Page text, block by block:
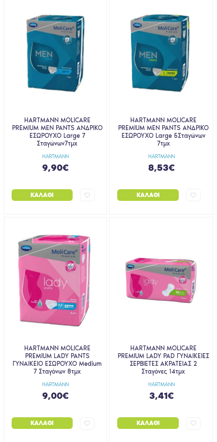
HARTMANN
HARTMANN MOLICARE
PREMIUM MEN PANTS ΑΝΔΡΙΚΟ
ΕΣΩΡΟΥΧΟ Large 7
Σταγώνων7τμχ
9,90€
ΚΑΛΆΘΙ
HARTMANN
HARTMANN MOLICARE
PREMIUM MEN PANTS ΑΝΔΡΙΚΟ
ΕΣΩΡΟΥΧΟ Large 5Σταγώνων
7τμχ
8,53€
ΚΑΛΆΘΙ
HARTMANN
HARTMANN MOLICARE
PREMIUM LADY PANTS
ΓΥΝΑΙΚΕΙΟ ΕΣΩΡΟΥΧΟ Medium
7 Σταγόνων 8τμχ
9,00€
ΚΑΛΆΘΙ
HARTMANN
HARTMANN MOLICARE
PREMIUM LADY PAD ΓΥΝΑΙΚΕΙΕΣ
ΣΕΡΒΙΕΤΕΣ ΑΚΡΑΤΕΙΑΣ 2
Σταγόνες 14τμχ
3,41€
ΚΑΛΆΘΙ